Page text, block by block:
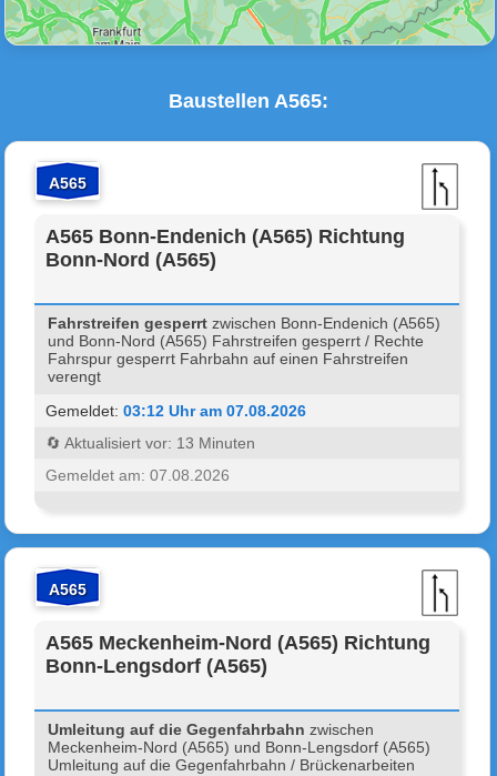
Baustellen A565:
A565
A565 Bonn-Endenich (A565) Richtung
Bonn-Nord (A565)
Fahrstreifen gesperrt zwischen Bonn-Endenich (A565)
und Bonn-Nord (A565) Fahrstreifen gesperrt / Rechte
Fahrspur gesperrt Fahrbahn auf einen Fahrstreifen
verengt
Gemeldet:03:12 Uhr am 07.08.2026
🔄 Aktualisiert vor: 13 Minuten
Gemeldet am: 07.08.2026
A565
A565 Meckenheim-Nord (A565) Richtung
Bonn-Lengsdorf (A565)
Umleitung auf die Gegenfahrbahn zwischen
Meckenheim-Nord (A565) und Bonn-Lengsdorf (A565)
Umleitung auf die Gegenfahrbahn / Brückenarbeiten